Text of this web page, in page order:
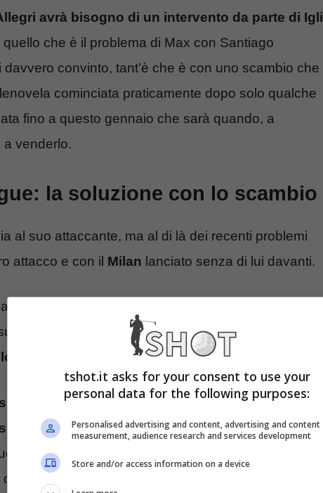
avrà bisogno di un intervento da parte di Igli
che è il problema di Max con Santiago
davvero convinto, tant’è che è con uno scambio che
cominciata praticamente dopo solo qualche
fino a questo gennaio che sarà quando, a
a venderlo.
la soluzione con lo scambio
al suo attaccante, ma al di là dei recenti problemi
attacco e con il Milan lanciato senza di lui davanti.
il gol in Serie A e per l’investimento fatto nello
tanto da aver acceso reali voci di mercato e
anno in rossonero.
Milan è il giornalista ed esperto di mercato,Nicolò
per Gimenezpossa arrivare con il suo
punto, approfittando del suo trasferimento in
che è una situazione che convincerebbe il
tshot.it asks for your consent to use your
personal data for the following purposes:
Personalised advertising and content, advertising and content
measurement, audience research and services development
Store and/or access information on a device